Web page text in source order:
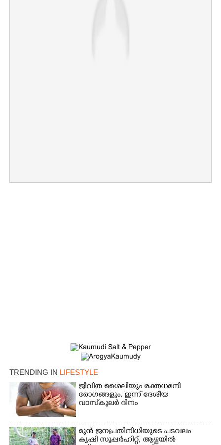
TRENDING IN LIFESTYLE
ജീവിത ശൈലിയും രക്തധമനി
രോഗങ്ങളും, ഇന്ന് ദേശീയ
വാസ്‌കുലര്‍ ദിനം
മുൻ ജനപ്രതിനിധിയുടെ പടവലം
കൃഷി സൂപ്പർഹിറ്റ്,​ ആഴ്ചയിൽ